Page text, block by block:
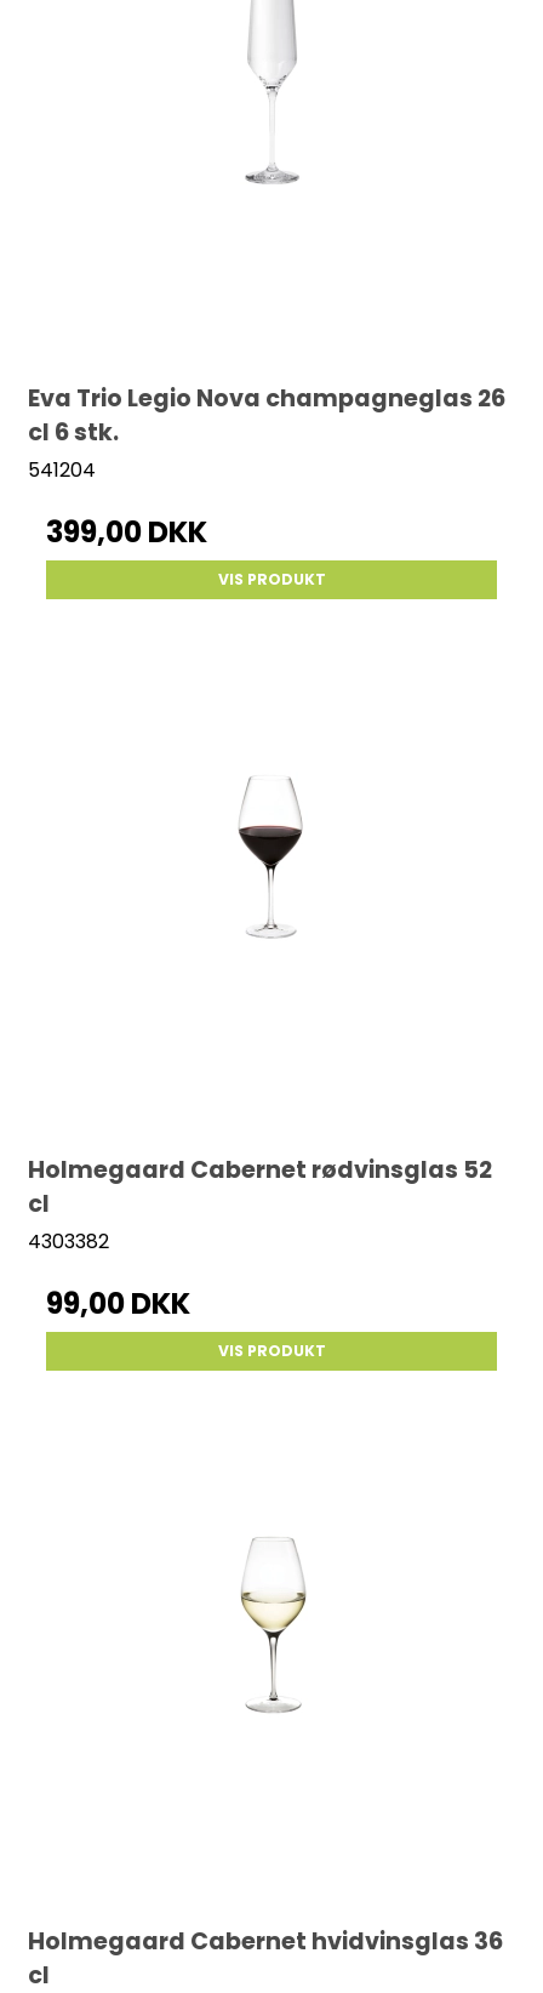
Eva Trio Legio Nova champagneglas 26
cl 6 stk.
541204
399,00 DKK
VIS PRODUKT
Holmegaard Cabernet rødvinsglas 52
cl
4303382
99,00 DKK
VIS PRODUKT
Holmegaard Cabernet hvidvinsglas 36
cl